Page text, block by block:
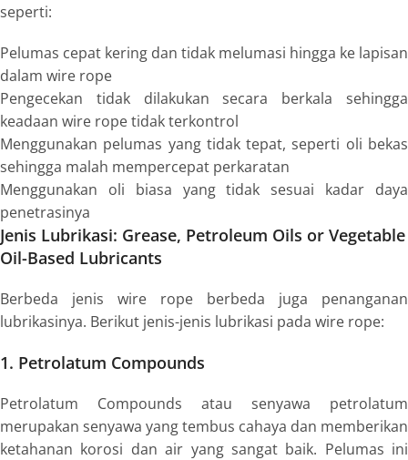
seperti:
Pelumas cepat kering dan tidak melumasi hingga ke lapisan
dalam wire rope
Pengecekan tidak dilakukan secara berkala sehingga
keadaan wire ropetidak terkontrol
Menggunakan pelumas yang tidak tepat, seperti oli bekas
sehingga malah mempercepat perkaratan
Menggunakan oli biasa yang tidak sesuai kadar daya
penetrasinya
Jenis Lubrikasi: Grease, Petroleum Oils or Vegetable
Oil-Based Lubricants
Berbeda jenis wire rope berbeda juga penanganan
lubrikasinya. Berikut jenis-jenis lubrikasi pada wire rope:
1. Petrolatum Compounds
Petrolatum Compounds atau senyawa petrolatum
merupakan senyawa yang tembus cahaya dan memberikan
ketahanan korosi dan air yang sangat baik. Pelumas ini